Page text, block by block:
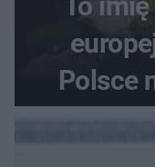
Polsce